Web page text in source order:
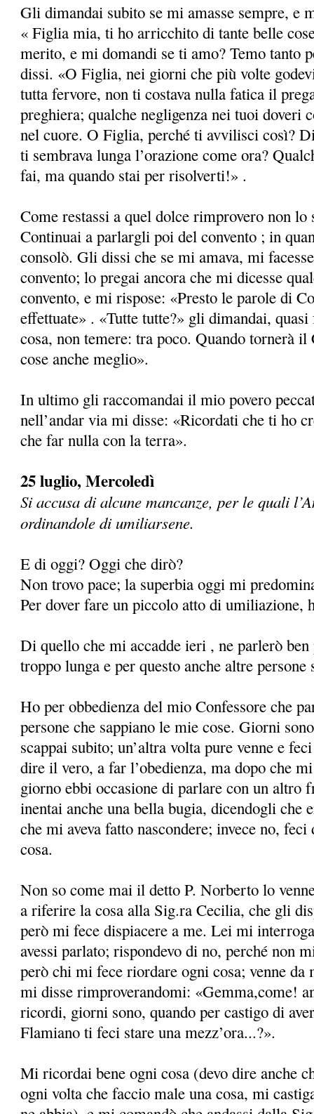
Gli dimandai subito se mi amasse sempre, e
« Figlia mia, ti ho arricchito di tante belle
merito, e mi domandi se ti amo? Temo tanto
dissi. «O Figlia, nei giorni che più volte
tutta fervore, non ti costava nulla fatica il
preghiera; qualche negligenza nei tuoi doveri
nel cuore. O Figlia, perché ti avvilisci così?
ti sembrava lunga l’orazione come ora?
fai, ma quando stai per risolverti!» .
Come restassi a quel dolce rimprovero non lo
Continuai a parlargli poi del convento ; in
consolò. Gli dissi che se mi amava, mi
convento; lo pregai ancora che mi dicesse
convento, e mi rispose: «Presto le parole di
effettuate» . «Tutte tutte?» gli dimandai,
cosa, non temere: tra poco. Quando tornerà
cose anche meglio».
In ultimo gli raccomandai il mio povero
nell’andar via mi disse: «Ricordati che ti ho
che far nulla con la terra».
25 luglio, Mercoledì
Si accusa di alcune mancanze, per le quali
ordinandole di umiliarsene.
E di oggi? Oggi che dirò?
Non trovo pace; la superbia oggi mi
Per dover fare un piccolo atto di umiliazione,
Di quello che mi accadde ieri , ne parlerò
troppo lunga e per questo anche altre
Ho per obbedienza del mio Confessore che
persone che sappiano le mie cose. Giorni
scappai subito; un’altra volta pure venne e
dire il vero, a far l’obedienza, ma dopo che
giorno ebbi occasione di parlare con un altro
inentai anche una bella bugia, dicendogli che
che mi aveva fatto nascondere; invece no, feci
cosa.
Non so come mai il detto P. Norberto lo
a riferire la cosa alla Sig.ra Cecilia, che gli
però mi fece dispiacere a me. Lei mi
avessi parlato; rispondevo di no, perché non
però chi mi fece riordare ogni cosa; venne da
mi disse rimproverandomi: «Gemma,come!
ricordi, giorni sono, quando per castigo di
Flamiano ti feci stare una mezz’ora...?».
Mi ricordai bene ogni cosa (devo dire anche
ogni volta che faccio male una cosa, mi